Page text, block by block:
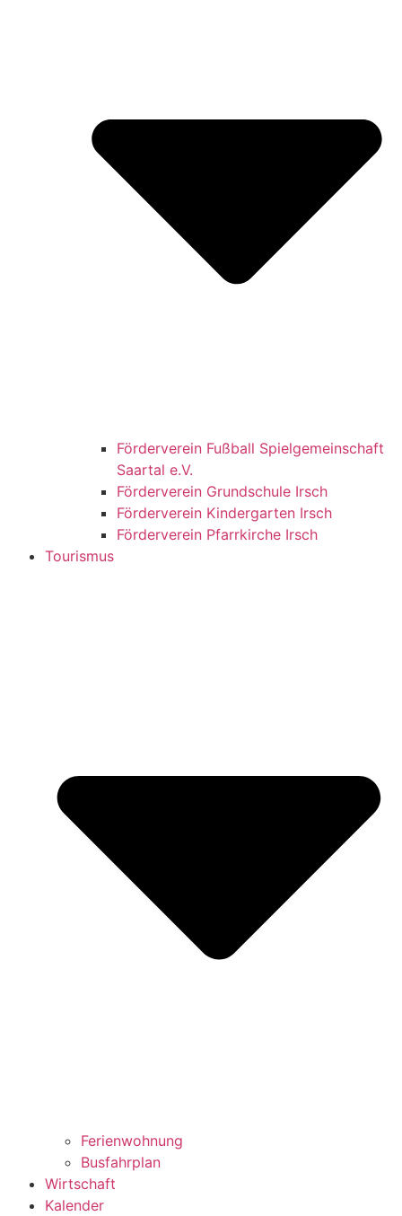
Förderverein Fußball Spielgemeinschaft
Saartal e.V.
Förderverein Grundschule Irsch
Förderverein Kindergarten Irsch
Förderverein Pfarrkirche Irsch
Tourismus
Ferienwohnung
Busfahrplan
Wirtschaft
Kalender